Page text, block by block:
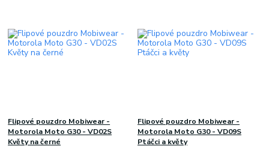
Flipové pouzdro Mobiwear -
Motorola Moto G30 - VD02S
Květy na černé
Flipové pouzdro Mobiwear -
Motorola Moto G30 - VD09S
Ptáčci a květy